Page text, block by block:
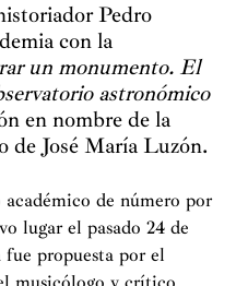
Pedro
con la
un monumento. El
astronómico
en nombre de la
de José María Luzón.
de número por
lugar el pasado 24 de
propuesta por el